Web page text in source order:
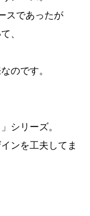
スであったが
、
のです。
シリーズ。
ンを工夫してま